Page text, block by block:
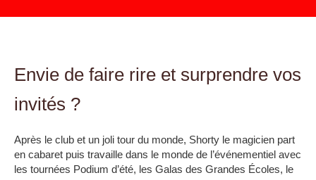
Envie de faire rire et surprendre vos
invités ?
Après le club et un joli tour du monde, Shorty le magicien part
en cabaret puis travaille dans le monde de l’événementiel avec
les tournées Podium d’été, les Galas des Grandes Écoles, le